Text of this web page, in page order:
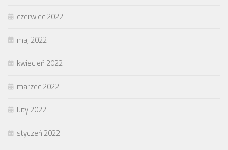
czerwiec 2022
maj 2022
kwiecień 2022
marzec 2022
luty 2022
styczeń 2022